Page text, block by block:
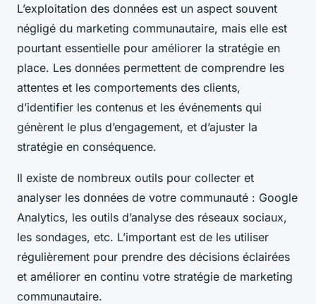
L’exploitation des données est un aspect souvent
négligé du marketing communautaire, mais elle est
pourtant essentielle pour améliorer la stratégie en
place. Les données permettent de comprendre les
attentes et les comportements des clients,
d’identifier les contenus et les événements qui
génèrent le plus d’engagement, et d’ajuster la
stratégie en conséquence.
Il existe de nombreux outils pour collecter et
analyser les données de votre communauté : Google
Analytics, les outils d’analyse des réseaux sociaux,
les sondages, etc. L’important est de les utiliser
régulièrement pour prendre des décisions éclairées
et améliorer en continu votre stratégie de marketing
communautaire.